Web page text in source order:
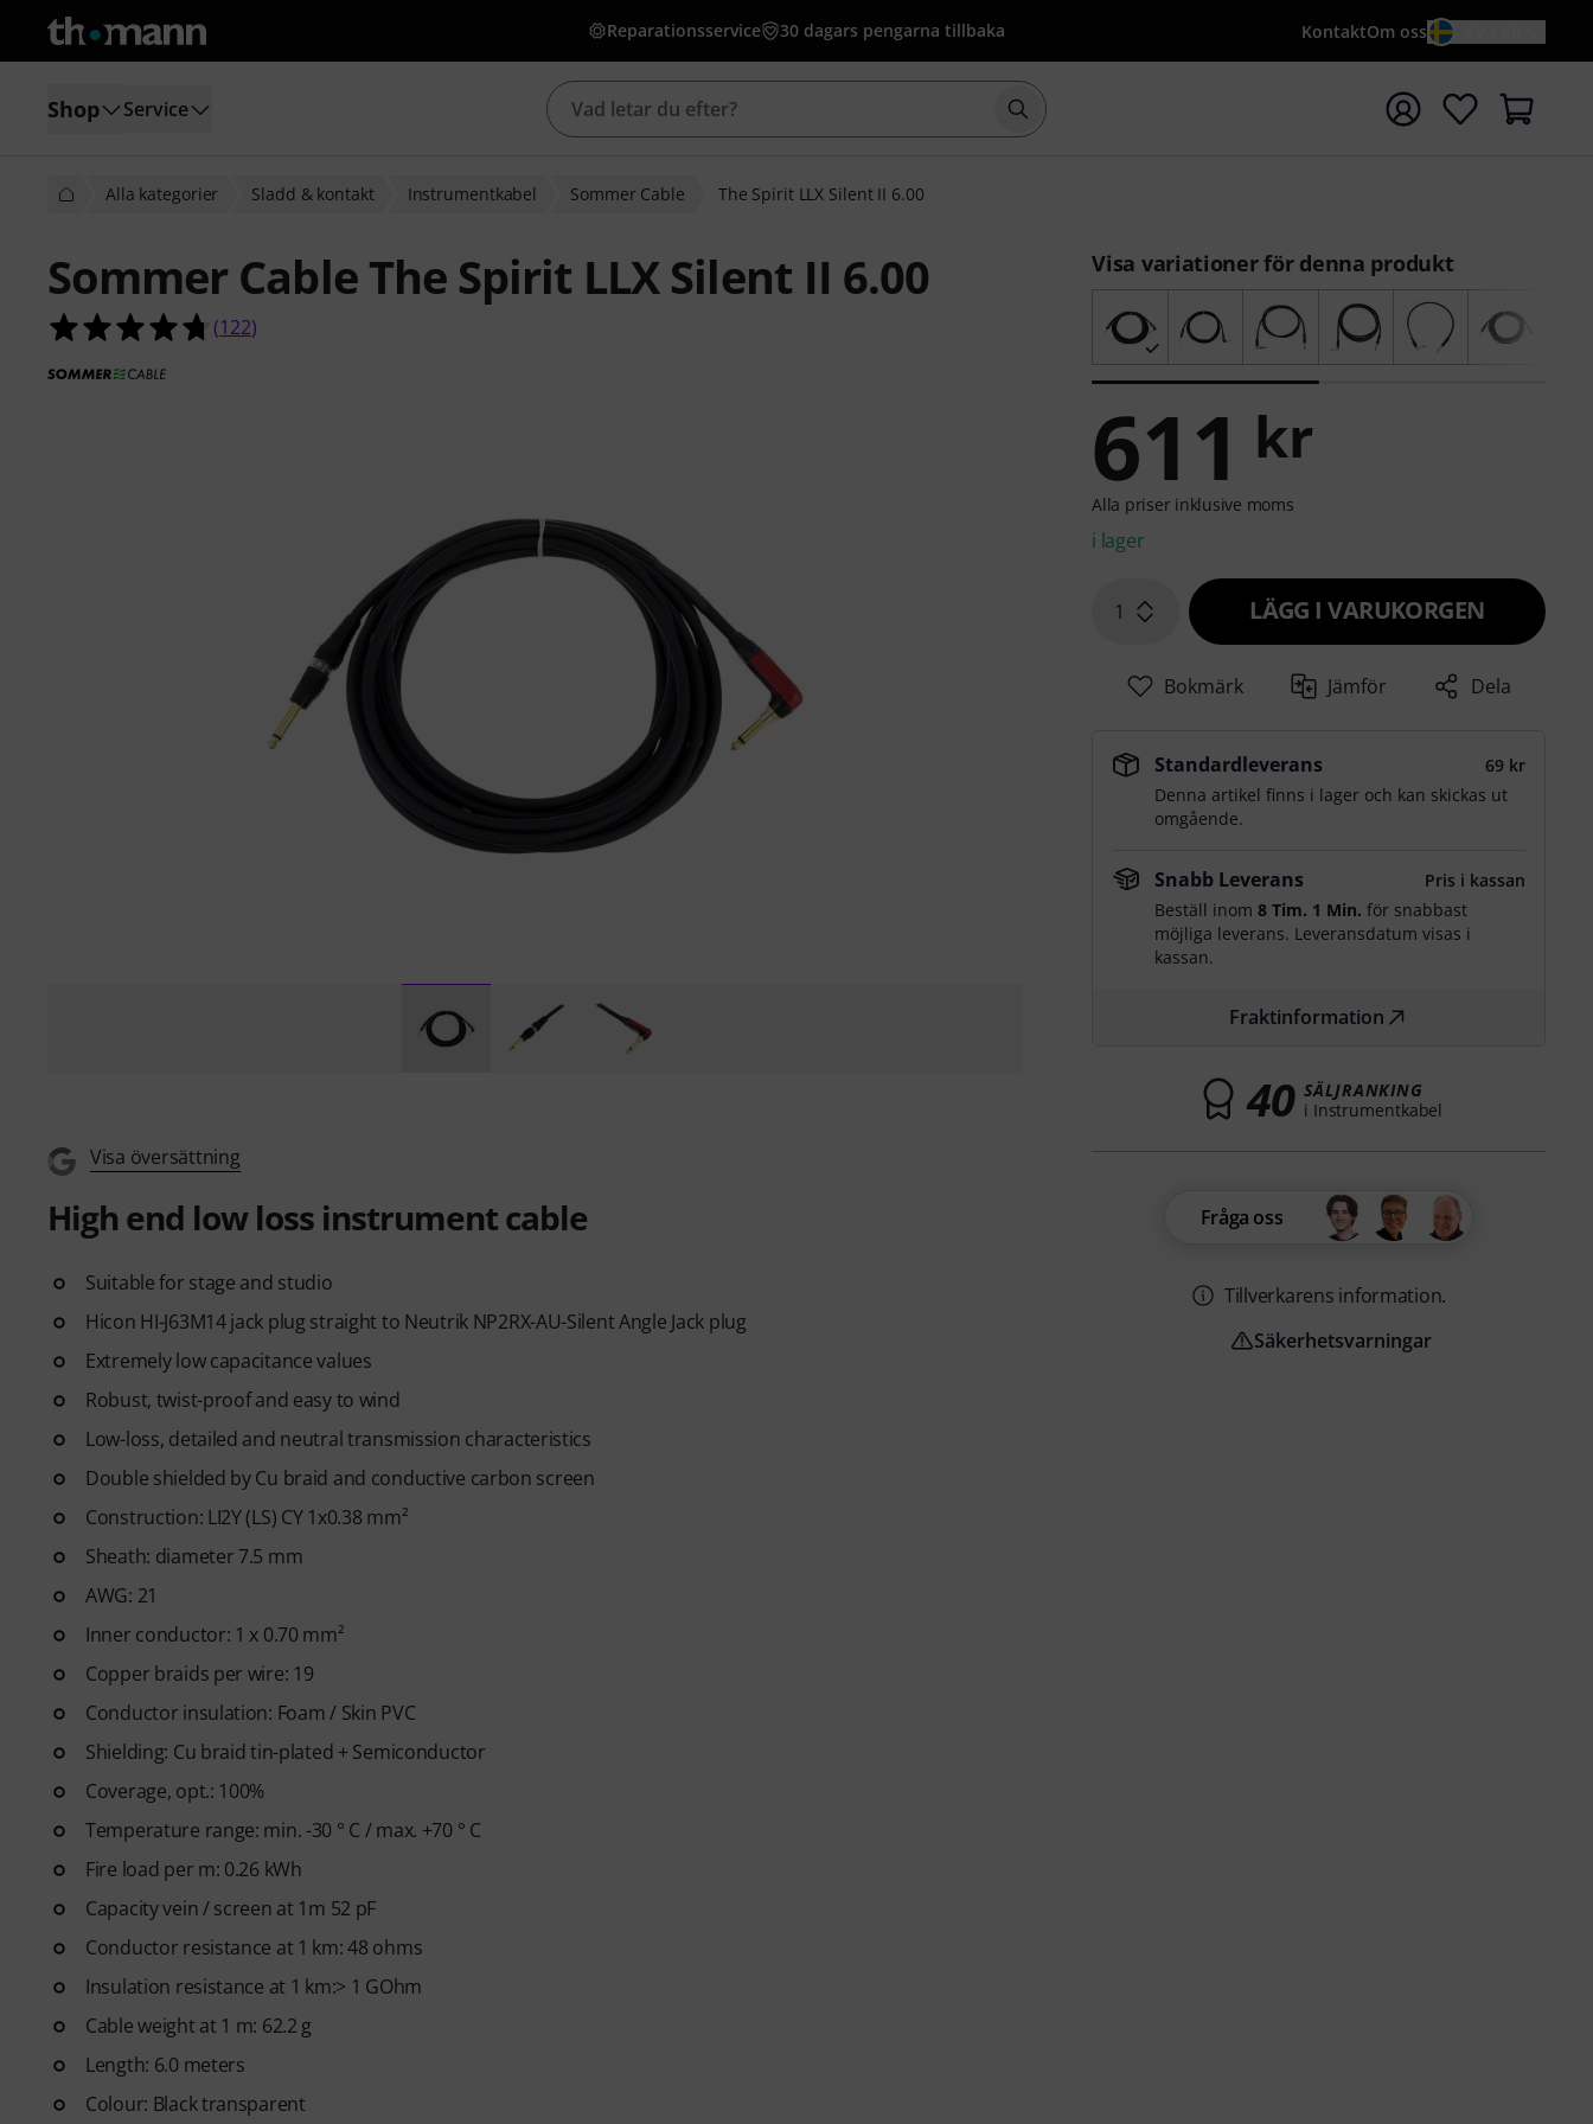
Reparationsservice 30 dagars pengarna tillbaka KontaktOm oss
Shop Service Börja sökningen med söktermen {searchTerm}
Alla kategorier Sladd & kontakt Instrumentkabel Sommer Cable The Spirit LLX Silent II 6.00
Sommer Cable The Spirit LLX Silent II 6.00
4.7 av 5 stjärnor från 122 kundbetyg
(122)
Visa översättning
High end low loss instrument cable
Suitable for stage and studio
Hicon HI-J63M14 jack plug straight to Neutrik NP2RX-AU-Silent Angle Jack plug
Extremely low capacitance values
Robust, twist-proof and easy to wind
Low-loss, detailed and neutral transmission characteristics
Double shielded by Cu braid and conductive carbon screen
Construction: LI2Y (LS) CY 1x0.38 mm²
Sheath: diameter 7.5 mm
AWG: 21
Inner conductor: 1 x 0.70 mm²
Copper braids per wire: 19
Conductor insulation: Foam / Skin PVC
Shielding: Cu braid tin-plated + Semiconductor
Coverage, opt.: 100%
Temperature range: min. -30 ° C / max. +70 ° C
Fire load per m: 0.26 kWh
Capacity vein / screen at 1m 52 pF
Conductor resistance at 1 km: 48 ohms
Insulation resistance at 1 km:> 1 GOhm
Cable weight at 1 m: 62.2 g
Length: 6.0 meters
Colour: Black transparent
Visa variationer för denna produkt
611 kr
Alla priser inklusive moms
i lager
1 LÄGG I VARUKORGEN
Bokmärk Jämför Dela
Standardleverans
69 kr
Denna artikel finns i lager och kan skickas ut
omgående.
Snabb Leverans
Pris i kassan
Beställ inom8 Tim. 1 Min. för snabbast
möjliga leverans. Leveransdatum visas i
kassan.
Fraktinformation
40 SÄLJRANKING
i Instrumentkabel
Fråga oss
Tillverkarens information.
Säkerhetsvarningar